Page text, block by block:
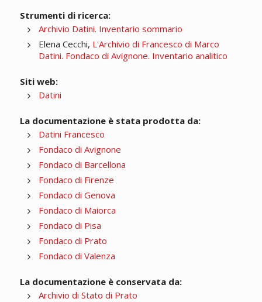
Strumenti di ricerca:
Archivio Datini. Inventario sommario
Elena Cecchi, L'Archivio di Francesco di Marco
Datini. Fondaco di Avignone. Inventario analitico
Siti web:
Datini
La documentazione è stata prodotta da:
Datini Francesco
Fondaco di Avignone
Fondaco di Barcellona
Fondaco di Firenze
Fondaco di Genova
Fondaco di Maiorca
Fondaco di Pisa
Fondaco di Prato
Fondaco di Valenza
La documentazione è conservata da:
Archivio di Stato di Prato